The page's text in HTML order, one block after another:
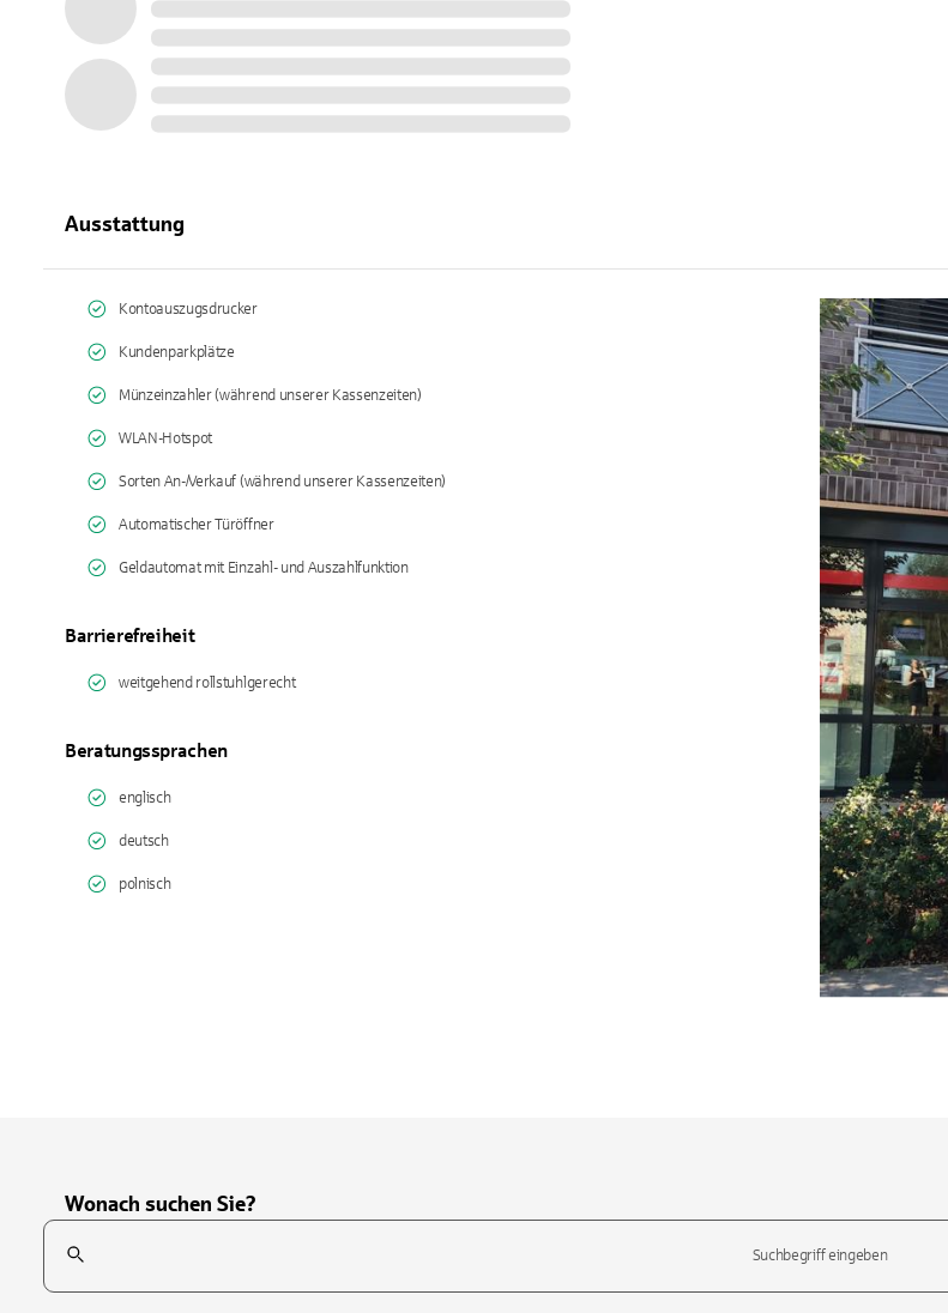
Ausstattung
Kontoauszugsdrucker
Kundenparkplätze
Münzeinzahler (während unserer Kassenzeiten)
WLAN-Hotspot
Sorten An-/Verkauf (während unserer Kassenzeiten)
Automatischer Türöffner
Geldautomat mit Einzahl- und Auszahlfunktion
Barrierefreiheit
weitgehend rollstuhlgerecht
Beratungssprachen
englisch
deutsch
polnisch
Wonach suchen Sie?
Suchfeld